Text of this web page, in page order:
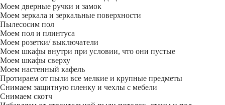
Моем дверные ручки и замок
Моем зеркала и зеркальные поверхности
Пылесосим пол
Моем пол и плинтуса
Моем розетки/ выключатели
Моем шкафы внутри при условии, что они пустые
Моем шкафы сверху
Моем настенный кафель
Протираем от пыли все мелкие и крупные предметы
Снимаем защитную пленку и чехлы с мебели
Снимаем скотч